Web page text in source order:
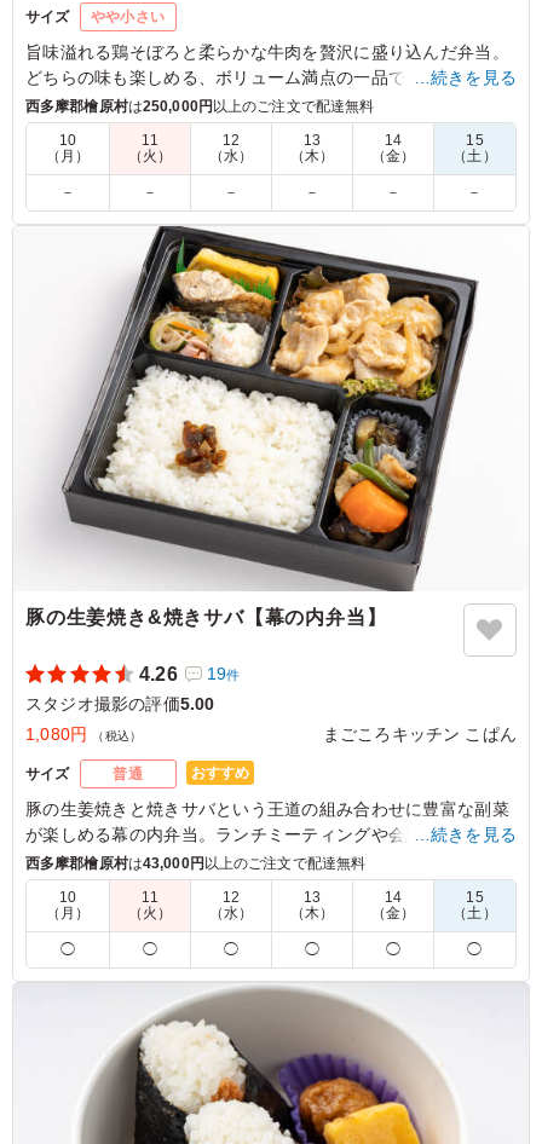
サイズ やや小さい
旨味溢れる鶏そぼろと柔らかな牛肉を贅沢に盛り込んだ弁当。
どちらの味も楽しめる、ボリューム満点の一品です。食欲をそ
そる絶妙なハーモニーで、特別なランチタイムを演出します。
ぜひご賞味ください。
甘辛いタレが絡んだ牛焼肉は、噛むたびに肉の旨味が溢れ
出す贅沢な味わいでした。さらに、鶏そぼろの素朴な甘み
が絶妙なアクセントとなり、ボリューム満点の増量サイズ
ながら最後まで軽快に食べ進められます。彩り豊かな副菜
も一つひとつ質が高く、メインからサイドまで一切隙のな
い、お腹も心も満たされる逸品です。
ご利用シーン：ロケ・撮影›スタジオ撮影
東京都目黒区三田 2026/04/08
…続きを見る
西多摩郡檜原村は250,000円 以上のご注文で配達無料
10
（月）
11
（火）
12
（水）
13
（木）
14
（金）
15
（土）
－ － － － － －
豚の生姜焼き&焼きサバ【幕の内弁当】
4.26 19件
スタジオ撮影の評価5.00
1,080円
（税込） まごころキッチン こぱん
サイズ 普通 おすすめ
豚の生姜焼きと焼きサバという王道の組み合わせに豊富な副菜
が楽しめる幕の内弁当。ランチミーティングや会議などの食事
にぴったりです。
5.0 株式会社キャブスリー
豚の生姜焼きの味付けがおいしく、ごはんがたりないくら
いでした、たまごやきがはいっているのも箸休めになり、
とてもよかったと思います むずかしいとはおもいます
が、生野菜がもう少し多いと完璧です。
ご利用シーン：ロケ・撮影 ›スタジオ撮影
東京都三鷹市大沢2025/08/08
…続きを見る
西多摩郡檜原村は43,000円以上のご注文で配達無料
10
（月）
11
（火）
12
（水）
13
（木）
14
（金）
15
（土）
◯ ◯ ◯ ◯ ◯ ◯